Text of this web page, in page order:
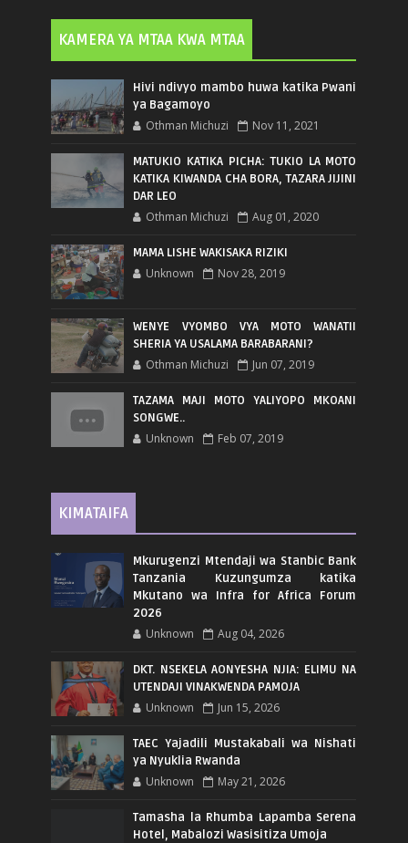
KAMERA YA MTAA KWA MTAA
Hivi ndivyo mambo huwa katika Pwani
ya Bagamoyo
Othman Michuzi Nov 11, 2021
MATUKIO KATIKA PICHA: TUKIO LA MOTO
KATIKA KIWANDA CHA BORA, TAZARA JIJINI
DAR LEO
Othman Michuzi Aug 01, 2020
MAMA LISHE WAKISAKA RIZIKI
Unknown Nov 28, 2019
WENYE VYOMBO VYA MOTO WANATII
SHERIA YA USALAMA BARABARANI?
Othman Michuzi Jun 07, 2019
TAZAMA MAJI MOTO YALIYOPO MKOANI
SONGWE..
Unknown Feb 07, 2019
KIMATAIFA
Mkurugenzi Mtendaji wa Stanbic Bank
Tanzania Kuzungumza katika
Mkutano wa Infra for Africa Forum
2026
Unknown Aug 04, 2026
DKT. NSEKELA AONYESHA NJIA: ELIMU NA
UTENDAJI VINAKWENDA PAMOJA
Unknown Jun 15, 2026
TAEC Yajadili Mustakabali wa Nishati
ya Nyuklia Rwanda
Unknown May 21, 2026
Tamasha la Rhumba Lapamba Serena
Hotel, Mabalozi Wasisitiza Umoja